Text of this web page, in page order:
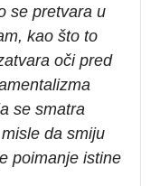
se pretvara u
kao što to
oči pred
se smatra
da smiju
poimanje istine